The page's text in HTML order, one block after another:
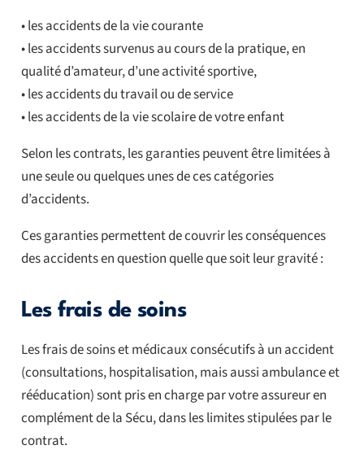
• les accidents de la vie courante
• les accidents survenus au cours de la pratique, en
qualité d’amateur, d’une activité sportive,
• les accidents du travail ou de service
• les accidents de la vie scolaire de votre enfant
Selon les contrats, les garanties peuvent être limitées à
une seule ou quelques unes de ces catégories
d’accidents.
Ces garanties permettent de couvrir les conséquences
des accidents en question quelle que soit leur gravité :
Les frais de soins
Les frais de soins et médicaux consécutifs à un accident
(consultations, hospitalisation, mais aussi ambulance et
rééducation) sont pris en charge par votre assureur en
complément de la Sécu, dans les limites stipulées par le
contrat.